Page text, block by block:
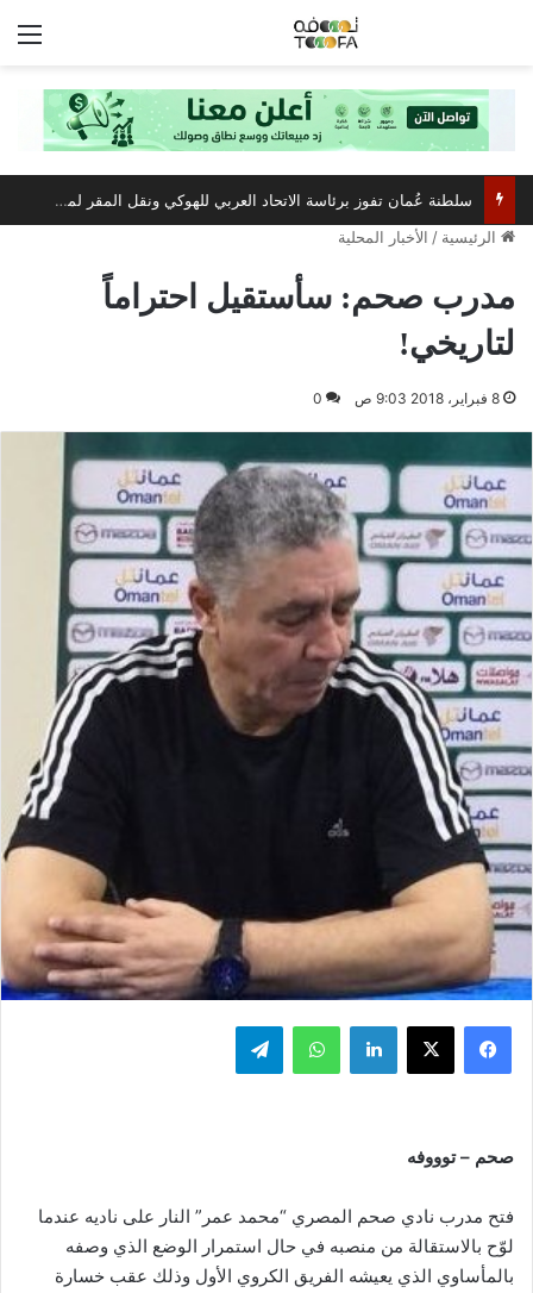
سلطنة عُمان تفوز برئاسة الاتحاد العربي للهوكي ونقل المقر لمسقط
الرئيسية / الأخبار المحلية
مدرب صحم: سأستقيل احتراماً
لتاريخي!
8 فبراير، 2018 9:03 ص 0
فيسبوك ‫X لينكدإن واتساب تيلقرام
صحم – توووفه
فتح مدرب نادي صحم المصري “محمد عمر” النار على ناديه عندما
لوّح بالاستقالة من منصبه في حال استمرار الوضع الذي وصفه
بالمأساوي الذي يعيشه الفريق الكروي الأول وذلك عقب خسارة